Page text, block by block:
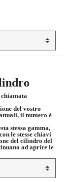
del vostro
il numero è
stessa gamma,
le stesse chiavi
del cilindro del
ad aprire le